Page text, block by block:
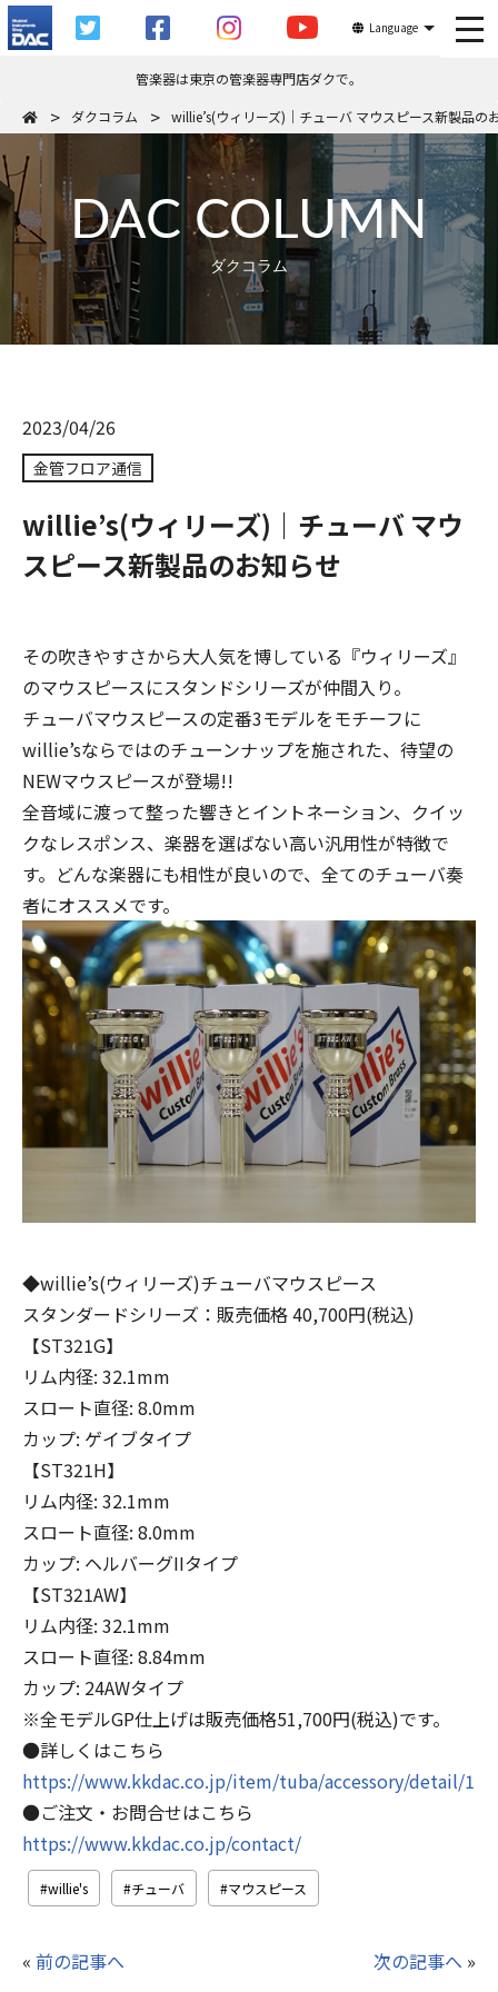
Language
管楽器は東京の管楽器専門店ダクで。
ダクコラム
willie’s(ウィリーズ)｜チューバ マウスピース新製品の
DAC COLUMN
ダクコラム
2023/04/26
金管フロア通信
willie’s(ウィリーズ)｜チューバ マウ
スピース新製品のお知らせ
その吹きやすさから大人気を博している『ウィリーズ』
のマウスピースにスタンドシリーズが仲間入り。
チューバマウスピースの定番3モデルをモチーフに
willie’sならではのチューンナップを施された、待望の
NEWマウスピースが登場!!
全音域に渡って整った響きとイントネーション、クイッ
クなレスポンス、楽器を選ばない高い汎用性が特徴で
す。どんな楽器にも相性が良いので、全てのチューバ奏
者にオススメです。
◆willie’s(ウィリーズ)チューバマウスピース
スタンダードシリーズ：販売価格 40,700円(税込)
【ST321G】
リム内径: 32.1mm
スロート直径: 8.0mm
カップ: ゲイブタイプ
【ST321H】
リム内径: 32.1mm
スロート直径: 8.0mm
カップ: ヘルバーグIIタイプ
【ST321AW】
リム内径: 32.1mm
スロート直径: 8.84mm
カップ: 24AWタイプ
※全モデルGP仕上げは販売価格51,700円(税込)です。
●詳しくはこちら
https://www.kkdac.co.jp/item/tuba/accessory/detail/
●ご注文・お問合せはこちら
https://www.kkdac.co.jp/contact/
willie's チューバ マウスピース
« 前の記事へ 次の記事へ »